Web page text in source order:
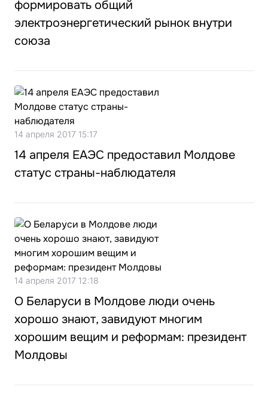
формировать общий
электроэнергетический рынок внутри
союза
14 апреля 2017 15:17
14 апреля ЕАЭС предоставил Молдове
статус страны-наблюдателя
14 апреля 2017 12:18
О Беларуси в Молдове люди очень
хорошо знают, завидуют многим
хорошим вещим и реформам: президент
Молдовы